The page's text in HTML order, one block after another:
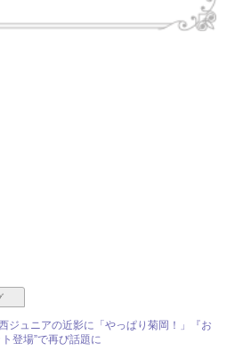
ジュニアの近影に「やっぱり菊岡！」『お
登場”で再び話題に